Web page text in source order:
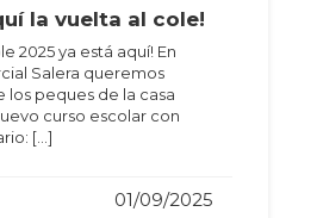
la vuelta al cole!
2025 ya está aquí! En
Salera queremos
los peques de la casa
curso escolar con
[…]
01/09/2025